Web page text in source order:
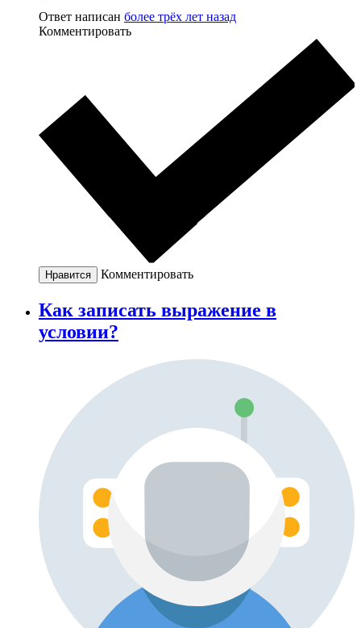
Ответ написан более трёх лет назад
Комментировать
Нравится Комментировать
Как записать выражение в
условии?